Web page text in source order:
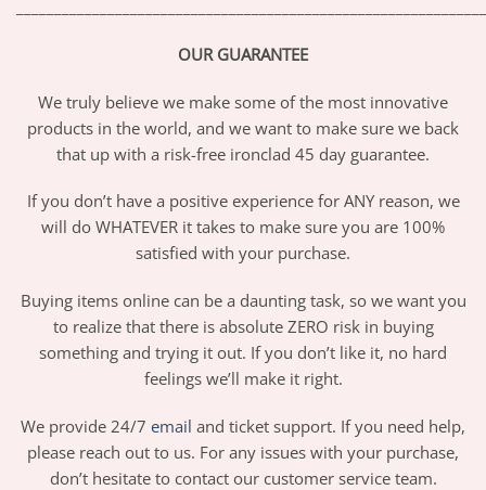
OUR GUARANTEE
We truly believe we make some of the most innovative
products in the world, and we want to make sure we back
that up with a risk-free ironclad 45 day guarantee.
If you don’t have a positive experience for ANY reason, we
will do WHATEVER it takes to make sure you are 100%
satisfied with your purchase.
Buying items online can be a daunting task, so we want you
to realize that there is absolute ZERO risk in buying
something and trying it out. If you don’t like it, no hard
feelings we’ll make it right.
We provide 24/7 email and ticket support. If you need help,
please reach out to us. For any issues with your purchase,
don’t hesitate to contact our customer service team.